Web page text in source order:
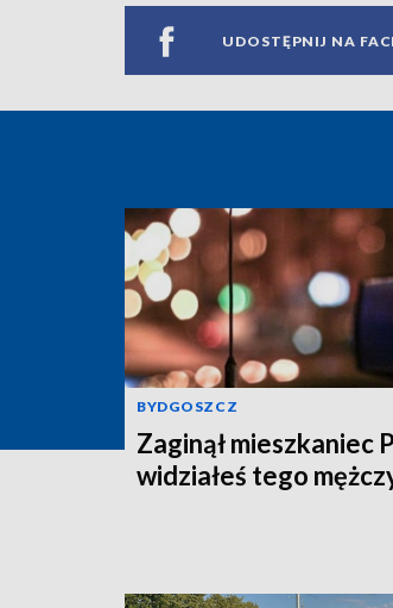
UDOSTĘPNIJ NA
BYDGOSZCZ
Zaginął mieszkaniec
widziałeś tego